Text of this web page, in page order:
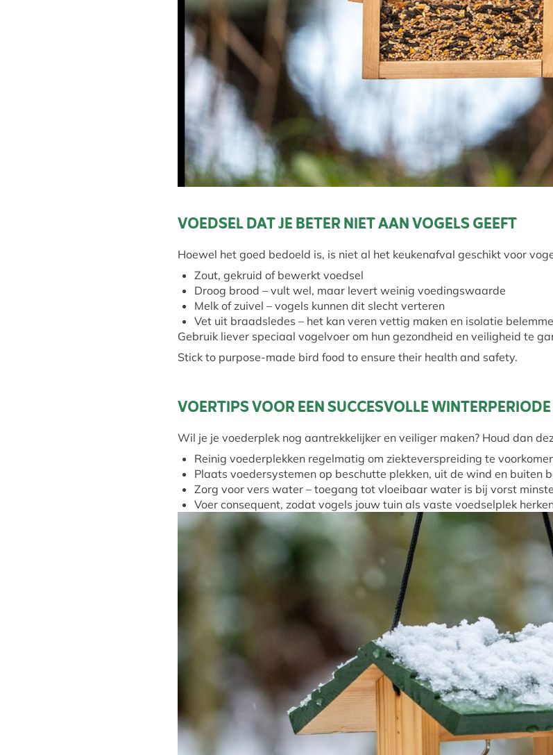
VOEDSEL DAT JE BETER NIET AAN VOGELS GEEFT
Hoewel het goed bedoeld is, is niet al het keukenafval geschikt voor
Zout, gekruid of bewerkt voedsel
Droog brood – vult wel, maar levert weinig voedingswaarde
Melk of zuivel – vogels kunnen dit slecht verteren
Vet uit braadsledes – het kan veren vettig maken en isolatie
Gebruik liever speciaal vogelvoer om hun gezondheid en veiligheid te
Stick to purpose-made bird food to ensure their health and safety.
VOERTIPS VOOR EEN SUCCESVOLLE WINTERPERIODE
Wil je je voederplek nog aantrekkelijker en veiliger maken? Houd dan
Reinig voederplekken regelmatig om ziekteverspreiding te
Plaats voedersystemen op beschutte plekken, uit de wind en buiten
Zorg voor vers water – toegang tot vloeibaar water is bij vorst
Voer consequent, zodat vogels jouw tuin als vaste voedselplek